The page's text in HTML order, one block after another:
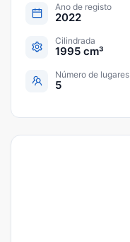
Ano de registo
2022
Cilindrada
1995 cm³
Número de lugares
5